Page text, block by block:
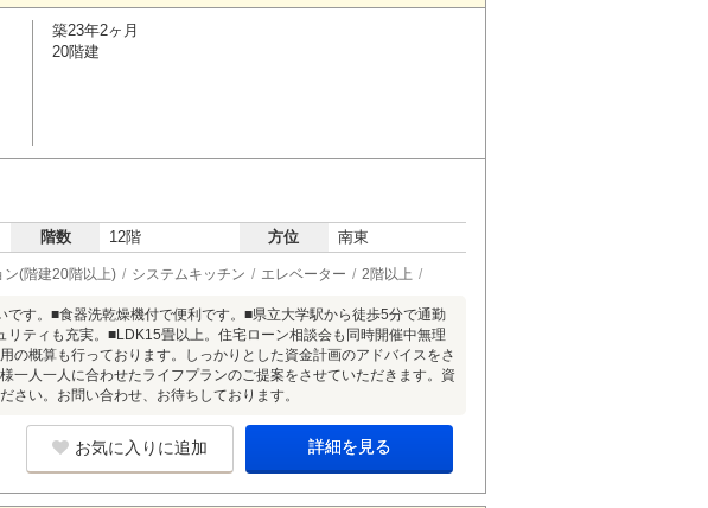
築23年2ヶ月
20階建
階数 12階 方位 南東
ン(階建20階以上) システムキッチン エレベーター 2階以上
す。■食器洗乾燥機付で便利です。■県立大学駅から徒歩5分で通勤
ティも充実。■LDK15畳以上。住宅ローン相談会も同時開催中無理
の概算も行っております。しっかりとした資金計画のアドバイスをさ
一人一人に合わせたライフプランのご提案をさせていただきます。資
さい。お問い合わせ、お待ちしております。
お気に入りに追加 詳細を見る